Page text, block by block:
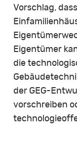
Vorschlag,
Eigentümer
die
der GEG-
vorschreiben